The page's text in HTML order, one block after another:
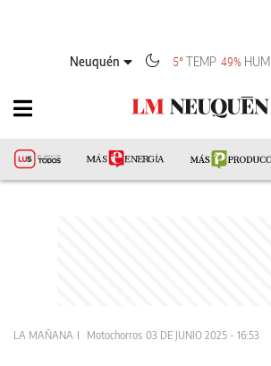
Neuquén 5°TEMP 49% HUM
LA MAÑANA Motochorros 03 DE JUNIO 2025 - 16:53